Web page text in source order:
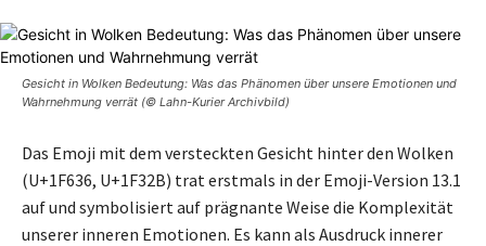
Gesicht in Wolken Bedeutung: Was das Phänomen über unsere Emotionen und
Wahrnehmung verrät (© Lahn-Kurier Archivbild)
Das Emoji mit dem versteckten Gesicht hinter den Wolken
(U+1F636, U+1F32B) trat erstmals in der Emoji-Version 13.1
auf und symbolisiert auf prägnante Weise die Komplexität
unserer inneren Emotionen. Es kann als Ausdruck innerer